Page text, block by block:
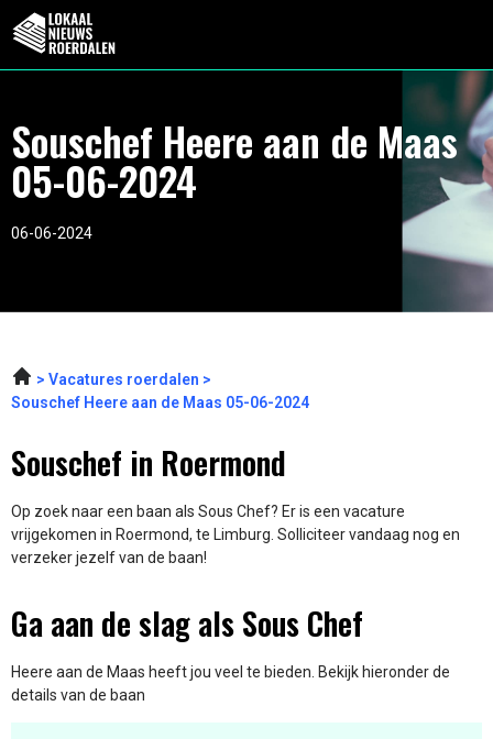
Souschef Heere aan de Maas
05-06-2024
06-06-2024
Vacatures roerdalen
Souschef Heere aan de Maas 05-06-2024
Souschef in Roermond
Op zoek naar een baan als Sous Chef? Er is een vacature
vrijgekomen in Roermond, te Limburg. Solliciteer vandaag nog en
verzeker jezelf van de baan!
Ga aan de slag als Sous Chef
Heere aan de Maas heeft jou veel te bieden. Bekijk hieronder de
details van de baan